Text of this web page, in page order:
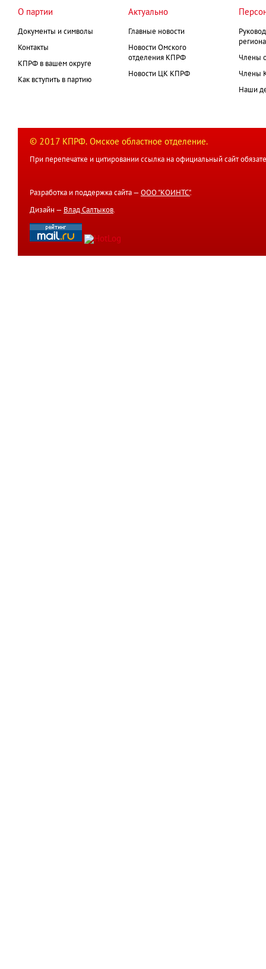
О партии
Документы и символы
Контакты
КПРФ в вашем округе
Как вступить в партию
Актуально
Главные новости
Новости Омского
отделения КПРФ
Новости ЦК КПРФ
Члены
Члены
Наши
© 2017 КПРФ. Омское областное отделение.
При перепечатке и цитировании ссылка на официальный сайт
Разработка и поддержка сайта — ООО "КОИНТС".
Дизайн — Влад Салтыков.